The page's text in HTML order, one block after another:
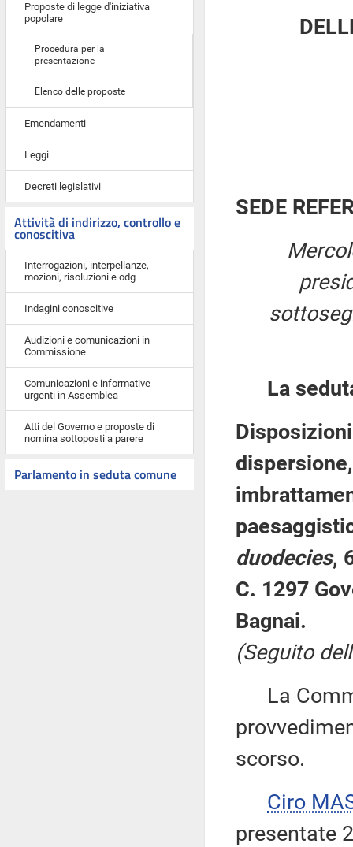
Proposte di legge d'iniziativa
popolare
Procedura per la
presentazione
Elenco delle proposte
Emendamenti
Leggi
Decreti legislativi
Attività di indirizzo, controllo e
conoscitiva
Interrogazioni, interpellanze,
mozioni, risoluzioni e odg
Indagini conoscitive
Audizioni e comunicazioni in
Commissione
Comunicazioni e informative
urgenti in Assemblea
Atti del Governo e proposte di
nomina sottoposti a parere
Parlamento in seduta comune
SEDE
La
duodecies,
C. 1297
Bagnai.
(Seguito
La
scorso.
Ciro
presentate